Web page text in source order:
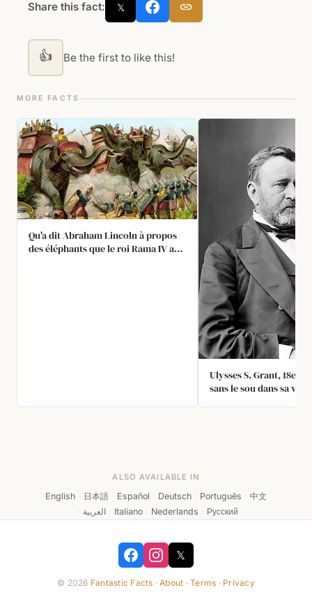
Share this fact: 𝕏
👍 Be the first to like this!
MORE FACTS
Qu'a dit Abraham Lincoln à propos
des éléphants que le roi Rama IV a
Ulysses S. Grant, 18e
sans le sou dans sa
Grant environ 450 000
d’auteur.
ALSO AVAILABLE IN
English · 日本語 · Español · Deutsch · Português · 中文
· العربية · Italiano · Nederlands · Русский
𝕏
© 2026 Fantastic Facts ·About ·Terms · Privacy